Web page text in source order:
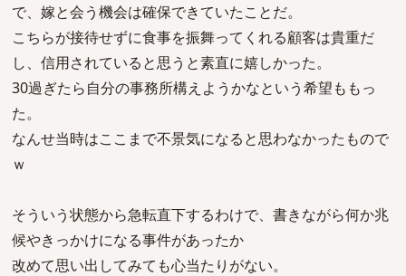
で、嫁と会う機会は確保できていたことだ。
こちらが接待せずに食事を振舞ってくれる顧客は貴重だ
し、信用されていると思うと素直に嬉しかった。
30過ぎたら自分の事務所構えようかなという希望ももっ
た。
なんせ当時はここまで不景気になると思わなかったもので
ｗ
そういう状態から急転直下するわけで、書きながら何か兆
候やきっかけになる事件があったか
改めて思い出してみても心当たりがない。